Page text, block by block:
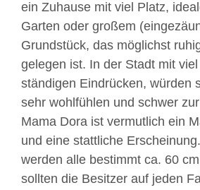
ein Zuhause mit viel Platz,
Garten oder großem
Grundstück, das möglichst
gelegen ist. In der Stadt mit
ständigen Eindrücken, würden
sehr wohlfühlen und schwer
Mama Dora ist vermutlich ein
und eine stattliche
werden alle bestimmt ca. 60
sollten die Besitzer auf jeden